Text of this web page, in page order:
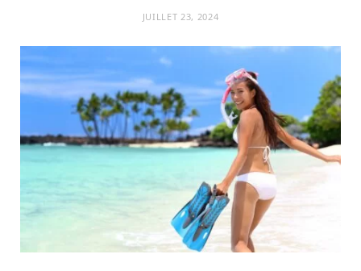
JUILLET 23, 2024